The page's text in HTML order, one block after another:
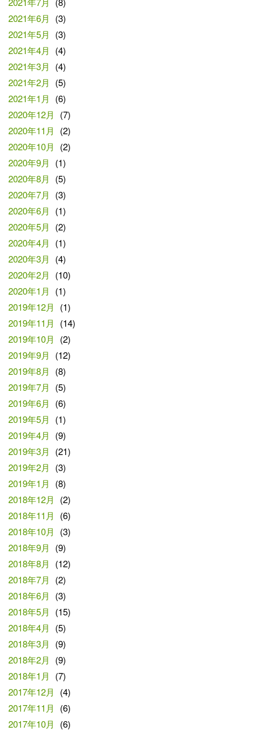
2021年6月
(3)
2021年5月
(3)
2021年4月
(4)
2021年3月
(4)
2021年2月
(5)
2021年1月
(6)
2020年12月
(7)
2020年11月
(2)
2020年10月
(2)
2020年9月
(1)
2020年8月
(5)
2020年7月
(3)
2020年6月
(1)
2020年5月
(2)
2020年4月
(1)
2020年3月
(4)
2020年2月
(10)
2020年1月
(1)
2019年12月
(1)
2019年11月
(14)
2019年10月
(2)
2019年9月
(12)
2019年8月
(8)
2019年7月
(5)
2019年6月
(6)
2019年5月
(1)
2019年4月
(9)
2019年3月
(21)
2019年2月
(3)
2019年1月
(8)
2018年12月
(2)
2018年11月
(6)
2018年10月
(3)
2018年9月
(9)
2018年8月
(12)
2018年7月
(2)
2018年6月
(3)
2018年5月
(15)
2018年4月
(5)
2018年3月
(9)
2018年2月
(9)
2018年1月
(7)
2017年12月
(4)
2017年11月
(6)
2017年10月
(6)